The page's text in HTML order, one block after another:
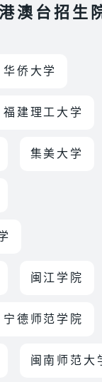
澳台招生
华侨大学
福建理工大学
集美大学
闽江学院
宁德师范学院
闽南师范大